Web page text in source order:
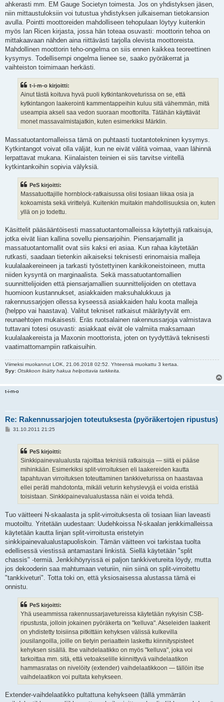
ahkerasti mm. EM Gauge Societyn toimesta. Jos on yhdistyksen jäsen,
niin mittaustuloksiin voi tutustua yhdistyksen julkaiseman tietokansion
avulla. Pointti moottoreiden mahdolliseen tehopulaan löytyy kuitenkin
myös Ian Ricen kirjasta, jossa hän toteaa osuvasti: moottorin tehoa on
mittakaavaan nähden aina riittävästi tarjolla olevista moottoreista.
Mahdollinen moottorin teho-ongelma on siis ennen kaikkea teoreettinen
kysymys. Todellisempi ongelma lienee se, saako pyöräkerrat ja
vaihteiston toimimaan herkästi.
t-i-m-o kirjoitti:
Ainut tästä koituva hyvä puoli kytkintankoveturissa on se, että
kytkintangon laakerointi kammentappeihin kuluu sitä vähemmän, mitä
useampia akseli saa vedon suoraan moottorilta. Tätähän käyttävät
monet massavalmistajatkin, kuten esimerkiksi Märklin.
Massatuotantomalleissa tämä on puhtaasti tuotantotekninen kysymys.
Kytkintangot voivat olla väljät, kun ne eivät välitä voimaa, vaan lähinnä
lerpattavat mukana. Kiinalaisten teinien ei siis tarvitse viritellä
kytkintankoihin sopivia välyksiä.
PeS kirjoitti:
Massatuottajille hornblock-ratkaisussa olisi tosiaan liikaa osia ja
kokoamista sekä virittelyä. Kuitenkin muitakin mahdollisuuksia on, kuten
yllä on jo todettu.
Käsittelit pääsääntöisesti massatuotantomalleissa käytettyjä ratkaisuja,
jotka eivät liian kallina sovellu piensarjoihin. Piensarjamallit ja
massatuotantomallit ovat siis kaksi eri asiaa. Kun rahaa käytetään
rutkasti, saadaan tietenkin aikaiseksi teknisesti erinomaisia malleja
kuulalaakereineen ja tarkasti työstettyinen kankikoneistoineen, mutta
niiden kysyntä on marginaalista. Sekä massatuotantomallien
suunnittelijoiden että piensarjamallien suunnittelijoiden on otettava
huomioon kustannukset, asiakkaiden maksuhalukkuus ja
rakennussarjojen ollessa kyseessä asiakkaiden halu koota malleja
(helppo vai haastava). Valitut tekniset ratkaisut määräytyvät em.
reunaehtojen mukaisesti. Eräs ruotsalainen rakennussarjoja valmistava
tuttavani totesi osuvasti: asiakkaat eivät ole valmiita maksamaan
kuulalaakereista ja Maxonin moottorista, joten on tyydyttävä teknisesti
vaatimattomampiin ratkaisuihin.
Viimeksi muokannut LOK, 21.06.2018 02:52. Yhteensä muokattu 3 kertaa.
Syy: Otsikkoon lisätty hakua helpottavia tarkkeita.
t-i-m-o
Re: Rakennussarjojen toteutuksesta (pyöräkertojen ripustus)
V31.10.2011 21:25
PeS kirjoitti:
Sinkkipainevalualusta rajoittaa teknisiä ratkaisuja — siitä ei pääse
mihinkään. Esimerkiksi split-virroituksen eli laakereiden kautta
tapahtuvan virroituksen toteuttaminen tankkiveturissa on haastavaa
ellei peräti mahdotonta, mikäli veturin kehyslevyjä ei voida eristää
toisistaan. Sinkkipainevalualustassa näin ei voida tehdä.
Tuo väitteeni N-skaalasta ja split-virroituksesta oli tosiaan liian laveasti
muotoiltu. Yritetään uudestaan: Uudehkoissa N-skaalan jenkkimalleissa
käytetään kautta linjan split-virroitusta eristetyin
sinkkipainevalualustapuoliskoin. Tämän väitteen voi tarkistaa tuolta
edellisessä viestissä antamastani linkistä. Siellä käytetään "split
chassis" -termiä. Jenkkihöyryissä ei paljon tankkivetureita löydy, mutta
jos dekooderin saa mahtumaan veturiin, niin siinä on split-virroitettu
"tankkiveturi". Totta toki on, että yksiosaisessa alustassa tämä ei
onnistu.
PeS kirjoitti:
Yhä useammissa rakennussarjavetureissa käytetään nykyisin CSB-
ripustusta, jolloin jokainen pyöräkerta on "kelluva". Akseleiden laakerit
on yhdistetty toisiinsa pitkittäin kehyksen välissä kulkevilla
jousilangoilla, joille on tietyin periaattein laskettu kiinnityspisteet
kehyksen sisällä. Itse vaihdelaatikko on myös "kelluva", joka voi
tarkoittaa mm. sitä, että vetoakselille kiinnittyvä vaihdelaatikon
hammasratas on nivelöity (extender) vaihdelaatikkoon — tällöin itse
vaihdelaatikon voi pultata kehykseen.
Extender-vaihdelaatikko pultattuna kehykseen (tällä ymmärrän